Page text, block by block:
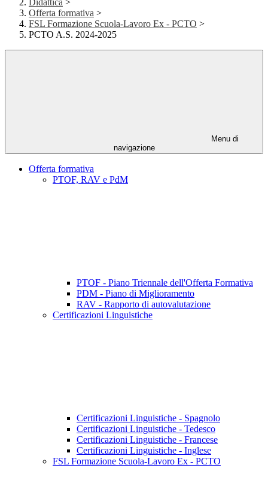
Didattica >
Offerta formativa >
FSL Formazione Scuola-Lavoro Ex - PCTO >
PCTO A.S. 2024-2025
Menu di
navigazione
Offerta formativa
PTOF, RAV e PdM
PTOF - Piano Triennale dell'Offerta Formativa
PDM - Piano di Miglioramento
RAV - Rapporto di autovalutazione
Certificazioni Linguistiche
Certificazioni Linguistiche - Spagnolo
Certificazioni Linguistiche - Tedesco
Certificazioni Linguistiche - Francese
Certificazioni Linguistiche - Inglese
FSL Formazione Scuola-Lavoro Ex - PCTO